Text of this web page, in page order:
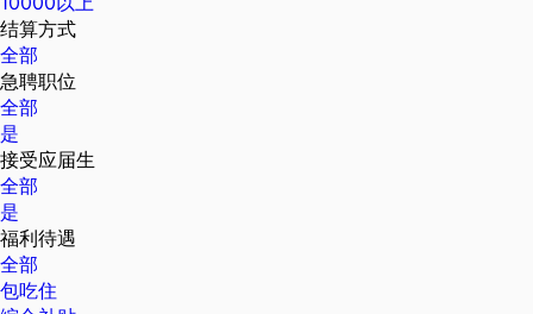
结算方式
全部
急聘职位
全部
是
接受应届生
全部
是
福利待遇
全部
包吃住